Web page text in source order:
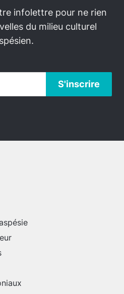
infolettre pour ne rien
du milieu culturel